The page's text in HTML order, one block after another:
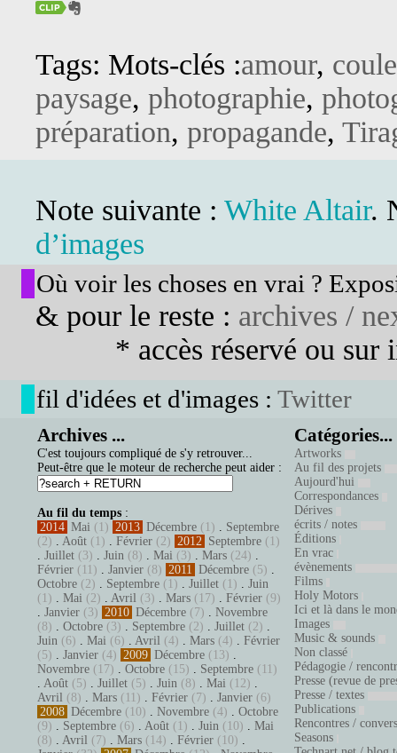
Tags: Mots-clés :amour,
paysage, photographie,
préparation, propagande,
Note suivante : White Altair.
d’images
Où voir les choses en vrai ?
& pour le reste : archives /
* accès réservé ou sur
fil d'idées et d'images : Twitter
Archives ...
C'est toujours compliqué de s'y retrouver...
Peut-être que le moteur de recherche peut aider :
Au fil du temps :
2014 Mai (1) 2013 Décembre (1) . Septembre
(2) . Août (1) . Février (2) 2012 Septembre (1)
. Juillet (3) . Juin (8) . Mai (3) . Mars (24) .
Février (11) . Janvier (8) 2011 Décembre (5) .
Octobre (2) . Septembre (1) . Juillet (1) . Juin
(1) . Mai (2) . Avril (3) . Mars (17) . Février (9)
. Janvier (3) 2010 Décembre (7) . Novembre
(8) . Octobre (3) . Septembre (2) . Juillet (2) .
Juin (6) . Mai (6) . Avril (4) . Mars (4) . Février
(5) . Janvier (4) 2009 Décembre (13) .
Novembre (17) . Octobre (15) . Septembre (11)
. Août (5) . Juillet (5) . Juin (8) . Mai (12) .
Avril (8) . Mars (11) . Février (7) . Janvier (6)
2008 Décembre (10) . Novembre (4) . Octobre
(9) . Septembre (6) . Août (1) . Juin (10) . Mai
(8) . Avril (7) . Mars (14) . Février (10) .
Catégories...
Artworks
Au fil des projets
Aujourd'hui
Correspondances
Dérives
écrits / notes
Éditions
En vrac
évènements
Films
Holy Motors
Ici et là dans le
Images
Music & sounds
Non classé
Pédagogie /
Presse (revue de
Presse / textes
Publications
Rencontres /
Seasons